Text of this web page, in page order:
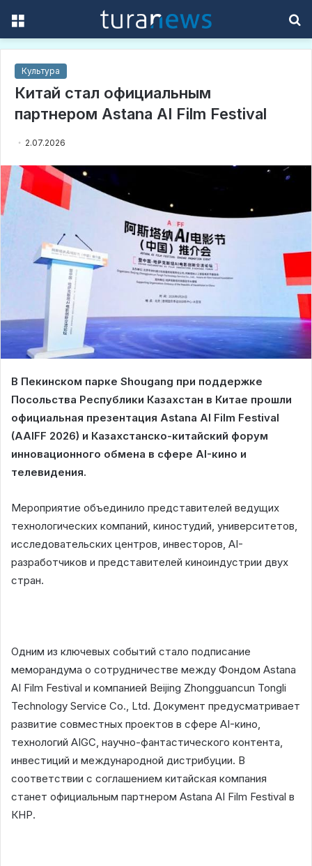
Культура
Китай стал официальным
партнером Astana AI Film Festival
2.07.2026
В Пекинском парке Shougang при поддержке
Посольства Республики Казахстан в Китае прошли
официальная презентация Astana AI Film Festival
(AAIFF 2026) и Казахстанско-китайский форум
инновационного обмена в сфере AI-кино и
телевидения.
Мероприятие объединило представителей ведущих
технологических компаний, киностудий, университетов,
исследовательских центров, инвесторов, AI-
разработчиков и представителей киноиндустрии двух
стран.
Одним из ключевых событий стало подписание
меморандума о сотрудничестве между Фондом Astana
AI Film Festival и компанией Beijing Zhongguancun Tongli
Technology Service Co., Ltd. Документ предусматривает
развитие совместных проектов в сфере AI-кино,
технологий AIGC, научно-фантастического контента,
инвестиций и международной дистрибуции. В
соответствии с соглашением китайская компания
станет официальным партнером Astana AI Film Festival в
КНР.